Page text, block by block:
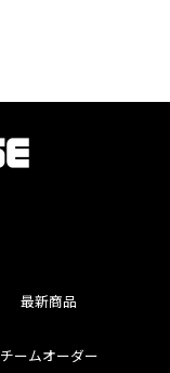
最新商品
チームオーダー